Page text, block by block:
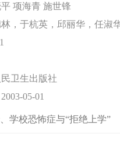
项海青 施世锋
，于杭英，邱丽华，任淑
民卫生出版社
2003-05-01
学校恐怖症与“拒绝上学”